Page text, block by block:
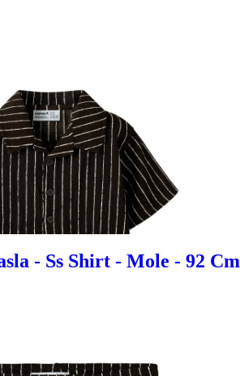
- Ss Shirt - Mole - 92 Cm